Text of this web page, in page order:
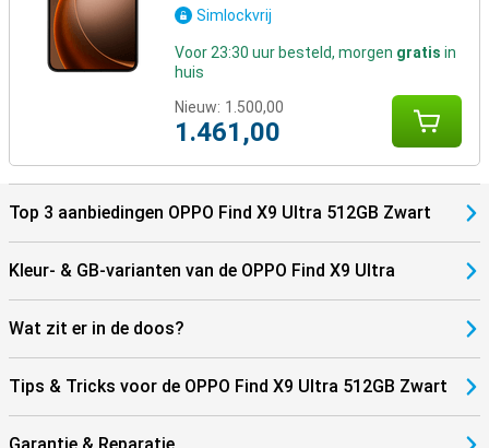
Simlockvrij
Voor 23:30 uur besteld, morgen gratis in
huis
Nieuw: 1.500,00
1.461,00
Top 3 aanbiedingen OPPO Find X9 Ultra 512GB Zwart
Kleur- & GB-varianten van de OPPO Find X9 Ultra
Wat zit er in de doos?
Tips & Tricks voor de OPPO Find X9 Ultra 512GB Zwart